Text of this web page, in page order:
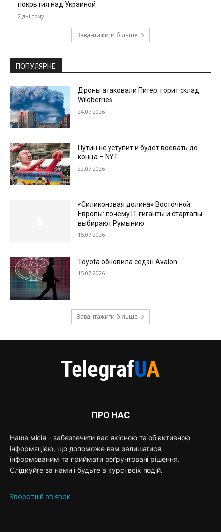
покрытия над Украиной
2 дні тому
Завантажити більше
ПОПУЛЯРНЕ
Дроны атаковали Питер: горит склад
Wildberries
24.07.2026
Путин не уступит и будет воевать до
конца – NYT
22.07.2026
«Силиконовая долина» Восточной
Европы: почему IT-гиганты и стартапы
выбирают Румынию
15.07.2026
Toyota обновила седан Avalon
15.07.2026
Завантажити більше
ПРО НАС
Наша місія - забезпечити вас якісною та об'єктивною
інформацією, що допоможе вам залишатися
інформованим та приймати обґрунтовані рішення.
Слідкуйте за нами і будьте в курсі всіх подій.
Зворотній зв'язок